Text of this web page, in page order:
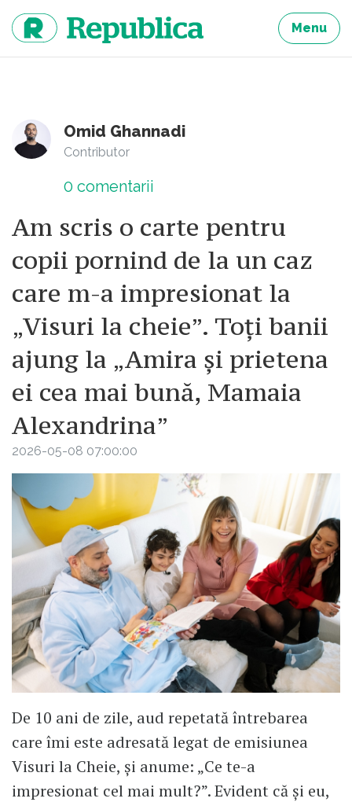
continut
Menu
Omid Ghannadi
Contributor
0 comentarii
Am scris o carte pentru
copii pornind de la un caz
care m-a impresionat la
„Visuri la cheie”. Toți banii
ajung la „Amira și prietena
ei cea mai bună, Mamaia
Alexandrina”
2026-05-08 07:00:00
De 10 ani de zile, aud repetată întrebarea
care îmi este adresată legat de emisiunea
Visuri la Cheie, și anume: „Ce te-a
impresionat cel mai mult?”. Evident că și eu,